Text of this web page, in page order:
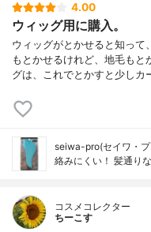
4.00
ウィッグ用に購入。
ウィッグがとかせると知って
もとかせるけれど、地毛もと
グは、これでとかすと少しカ
seiwa-pro(セイワ・プ
絡みにくい！ 髪通り
コスメコレクター
ちーこす